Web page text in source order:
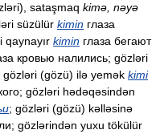
sataşmaq kimə, nəyə
süzülür kimin глаза
qaynayır kimin глаза бегают
кровью налились; gözləri
gözləri (gözü) ilə yemək kimi
gözləri hədəqəsindən
; gözləri (gözü) kəlləsinə
gözlərindən yuxu tökülür